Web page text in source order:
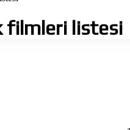
filmleri listesi